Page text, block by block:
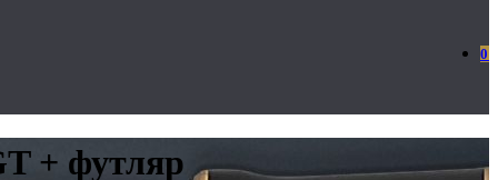
0
+ футляр